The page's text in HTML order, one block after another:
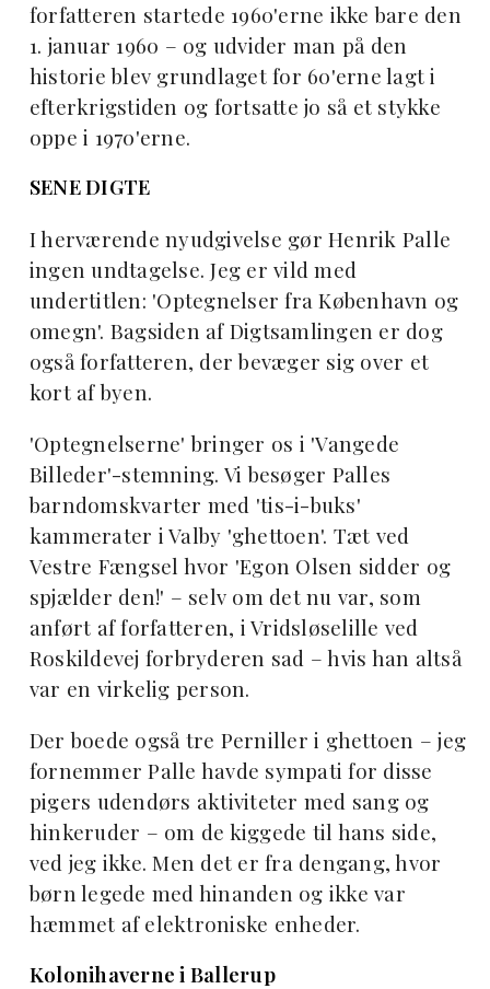
forfatteren startede 1960'erne ikke bare den
1. januar 1960 – og udvider man på den
historie blev grundlaget for 60'erne lagt i
efterkrigstiden og fortsatte jo så et stykke
oppe i 1970'erne.
SENE DIGTE
I herværende nyudgivelse gør Henrik Palle
ingen undtagelse. Jeg er vild med
undertitlen: 'Optegnelser fra København og
omegn'. Bagsiden af Digtsamlingen er dog
også forfatteren, der bevæger sig over et
kort af byen.
'Optegnelserne' bringer os i 'Vangede
Billeder'-stemning. Vi besøger Palles
barndomskvarter med 'tis-i-buks'
kammerater i Valby 'ghettoen'. Tæt ved
Vestre Fængsel hvor 'Egon Olsen sidder og
spjælder den!' – selv om det nu var, som
anført af forfatteren, i Vridsløselille ved
Roskildevej forbryderen sad – hvis han altså
var en virkelig person.
Der boede også tre Perniller i ghettoen – jeg
fornemmer Palle havde sympati for disse
pigers udendørs aktiviteter med sang og
hinkeruder – om de kiggede til hans side,
ved jeg ikke. Men det er fra dengang, hvor
børn legede med hinanden og ikke var
hæmmet af elektroniske enheder.
Kolonihaverne i Ballerup